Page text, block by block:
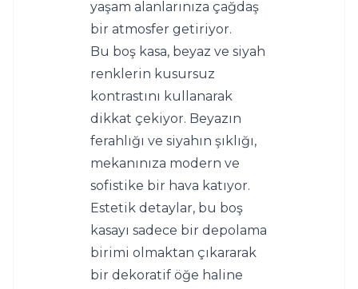
yaşam alanlarınıza çağdaş
bir atmosfer getiriyor.
Bu boş kasa, beyaz ve siyah
renklerin kusursuz
kontrastını kullanarak
dikkat çekiyor. Beyazın
ferahlığı ve siyahın şıklığı,
mekanınıza modern ve
sofistike bir hava katıyor.
Estetik detaylar, bu boş
kasayı sadece bir depolama
birimi olmaktan çıkararak
bir dekoratif öğe haline